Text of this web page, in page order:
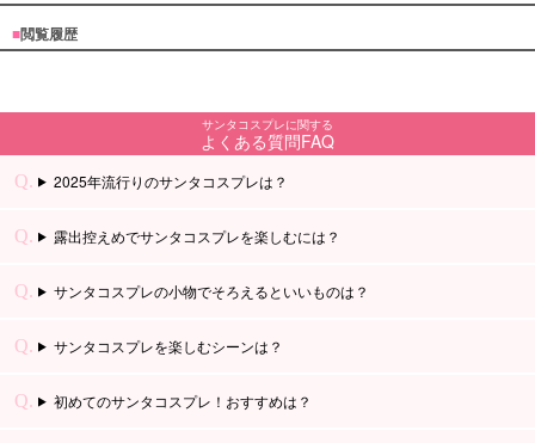
■スペック表
■閲覧履歴
サンタコスプレに関する
よくある質問FAQ
2025年流行りのサンタコスプレは？
露出控えめでサンタコスプレを楽しむには？
サンタコスプレの小物でそろえるといいものは？
サンタコスプレを楽しむシーンは？
初めてのサンタコスプレ！おすすめは？